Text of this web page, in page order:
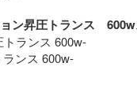
ン昇圧トランス　
ンス 600w-